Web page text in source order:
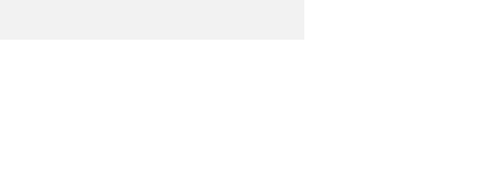
を承認した方をいいます。